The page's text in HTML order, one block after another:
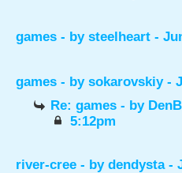
games - by steelheart -
games - by sokarovskiy-
Re: games - by
5:12pm
river-cree - by dendysta-